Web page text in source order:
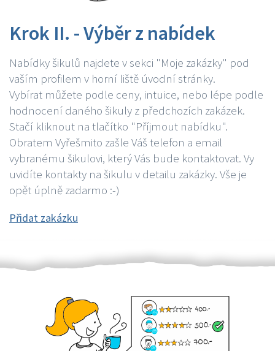
Krok II. - Výběr z nabídek
Nabídky šikulů najdete v sekci "Moje zakázky" pod
vaším profilem v horní liště úvodní stránky.
Vybírat můžete podle ceny, intuice, nebo lépe podle
hodnocení daného šikuly z předchozích zakázek.
Stačí kliknout na tlačítko "Příjmout nabídku".
Obratem Vyřešmito zašle Váš telefon a email
vybranému šikulovi, který Vás bude kontaktovat. Vy
uvidíte kontakty na šikulu v detailu zakázky. Vše je
opět úplně zadarmo :-)
Přidat zakázku